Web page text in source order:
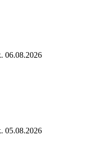
06.08.2026
05.08.2026